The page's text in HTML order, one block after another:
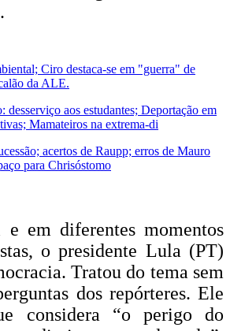
Ciro destaca-se em "guerra" de
da ALE.
desserviço aos estudantes; Deportação em
Mamateiros na extrema-di
acertos de Raupp; erros de Mauro
para Chrisóstomo
em diferentes momentos
o presidente Lula (PT)
Tratou do tema sem
dos repórteres. Ele
considera “o perigo do